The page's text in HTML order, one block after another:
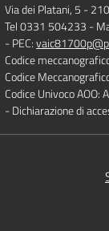
Via dei Platani, 5 -
Tel 0331 504233 -
- PEC:
Codice
Codice
Codice Univoco AOO:
- Dichiarazione di